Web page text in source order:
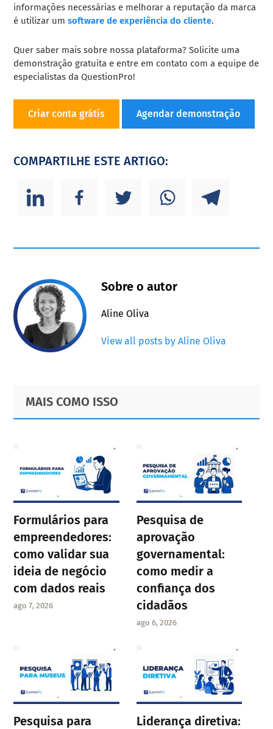
informações necessárias e melhorar a reputação da marca
é utilizar umsoftware de experiência do cliente.
Quer saber mais sobre nossa plataforma? Solicite uma
demonstração gratuita e entre em contato com a equipe de
especialistas da QuestionPro!
Criar conta grátis Agendar demonstração
COMPARTILHE ESTE ARTIGO:
Sobre o autor
Aline Oliva
View all posts by Aline Oliva
Primary
Sidebar
Footer
MAIS COMO ISSO
Formulários para
empreendedores:
como validar sua
ideia de negócio
com dados reais
ago 7, 2026
Pesquisa de
aprovação
governamental:
como medir a
confiança dos
cidadãos
ago 6, 2026
Pesquisa para
Liderança diretiva: